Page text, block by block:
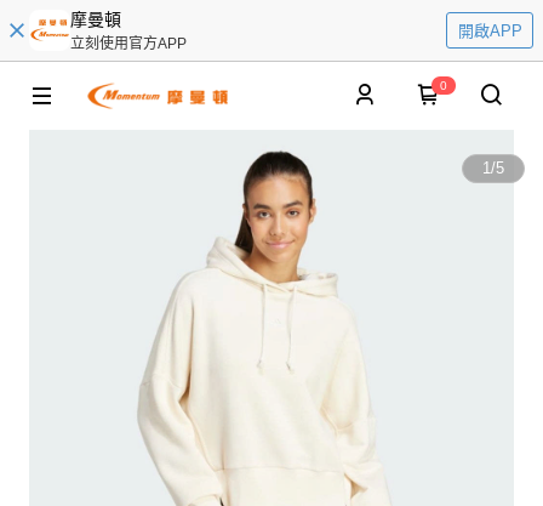
摩曼頓
立刻使用官方APP
開啟APP
0
1/5